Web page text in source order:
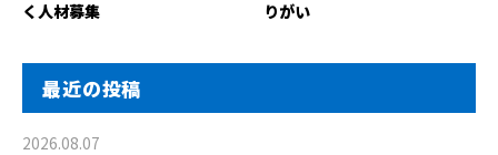
く人材募集
りがい
最近の投稿
2026.08.07